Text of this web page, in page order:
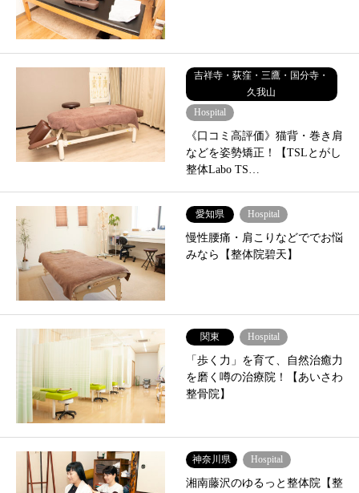
吉祥寺・荻窪・三鷹・国分寺・
久我山
Hospital
《口コミ高評価》猫背・巻き肩
などを姿勢矯正！【TSLとがし
整体Labo TS…
愛知県 Hospital
慢性腰痛・肩こりなどででお悩
みなら【整体院碧天】
関東 Hospital
「歩く力」を育て、自然治癒力
を磨く噂の治療院！【あいさわ
整骨院】
神奈川県 Hospital
湘南藤沢のゆるっと整体院【整